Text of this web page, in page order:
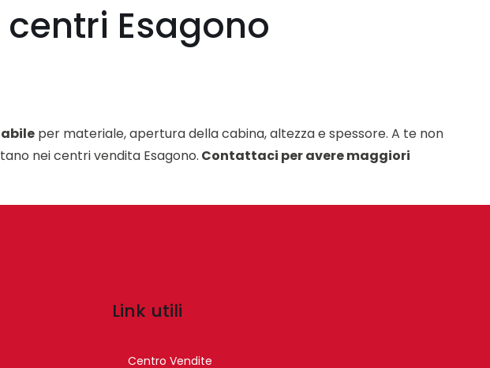
Esagono
per materiale, apertura della cabina, altezza e spessore. A te non
nei centri vendita Esagono. Contattaci per avere maggiori
Link utili
Centro Vendite